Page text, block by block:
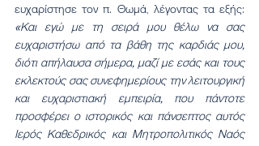
«Και εγώ με τη σειρά μου θέλω να σας
ευχαριστήσω από τα βάθη της καρδιάς μου,
διότι απήλαυσα σήμερα, μαζί με εσάς και τους
εκλεκτούς σας συνεφημερίους την λειτουργική
και ευχαριστιακή εμπειρία, που πάντοτε
προσφέρει ο ιστορικός και πάνσεπτος αυτός
Ιερός Καθεδρικός και Μητροπολιτικός Ναός